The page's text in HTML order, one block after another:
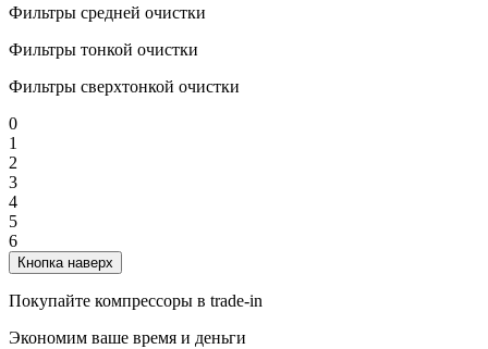
Фильтры средней очистки
Фильтры тонкой очистки
Фильтры сверхтонкой очистки
0
1
2
3
4
5
6
Кнопка наверх
Покупайте компрессоры в trade-in
Экономим ваше время и деньги